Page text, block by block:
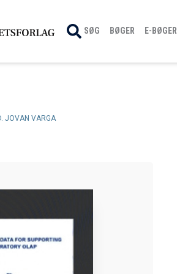
SØG BØGER E-BØGER
JOVAN VARGA